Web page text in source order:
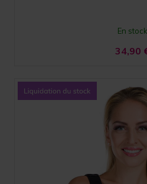
En stock
34,90